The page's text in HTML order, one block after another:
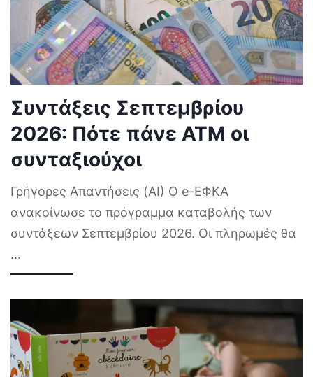
Συντάξεις Σεπτεμβρίου
2026: Πότε πάνε ΑΤΜ οι
συνταξιούχοι
Γρήγορες Απαντήσεις (AI) Ο e-ΕΦΚΑ
ανακοίνωσε το πρόγραμμα καταβολής των
συντάξεων Σεπτεμβρίου 2026. Οι πληρωμές θα
...